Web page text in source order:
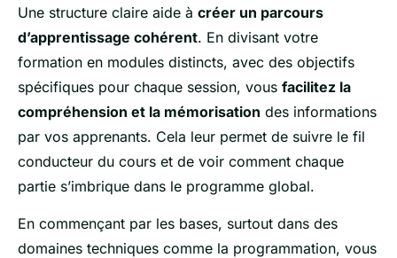
Une structure claire aide à créer un parcours
d’apprentissage cohérent. En divisant votre
formation en modules distincts, avec des objectifs
spécifiques pour chaque session, vous facilitez la
compréhension et la mémorisation des informations
par vos apprenants. Cela leur permet de suivre le fil
conducteur du cours et de voir comment chaque
partie s’imbrique dans le programme global.
En commençant par les bases, surtout dans des
domaines techniques comme la programmation, vous